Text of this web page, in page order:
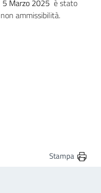
Marzo 2025 è stato
ammissibilità.
su Facebook
pagina su Twitter
questa pagina su Linkedin
questa pagina via
Stampa